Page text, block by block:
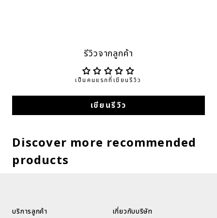
รีวิวจากลูกค้า
เป็นคนแรกที่เขียนรีวิว
เขียนรีวิว
Discover more recommended
products
บริการลูกค้า เกี่ยวกับบริษัท